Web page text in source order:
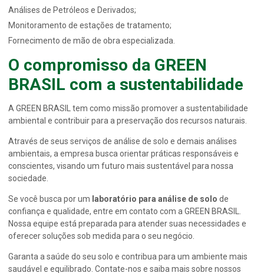
Análises de Petróleos e Derivados;
Monitoramento de estações de tratamento;
Fornecimento de mão de obra especializada.
O compromisso da GREEN
BRASIL com a sustentabilidade
A GREEN BRASIL tem como missão promover a sustentabilidade
ambiental e contribuir para a preservação dos recursos naturais.
Através de seus serviços de análise de solo e demais análises
ambientais, a empresa busca orientar práticas responsáveis e
conscientes, visando um futuro mais sustentável para nossa
sociedade.
Se você busca por um laboratório para análise de solo de
confiança e qualidade, entre em contato com a GREEN BRASIL.
Nossa equipe está preparada para atender suas necessidades e
oferecer soluções sob medida para o seu negócio.
Garanta a saúde do seu solo e contribua para um ambiente mais
saudável e equilibrado. Contate-nos e saiba mais sobre nossos